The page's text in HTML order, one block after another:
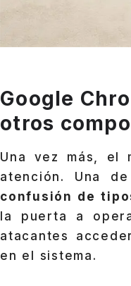
Google
otros
Una vez más, el
atención. Una
confusión de
la puerta a
atacantes
en el sistema.